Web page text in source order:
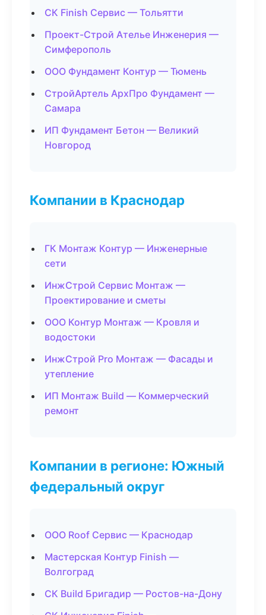
СК Finish Сервис — Тольятти
Проект-Строй Ателье Инженерия —
Симферополь
ООО Фундамент Контур — Тюмень
СтройАртель АрхПро Фундамент —
Самара
ИП Фундамент Бетон — Великий
Новгород
Компании в Краснодар
ГК Монтаж Контур — Инженерные
сети
ИнжСтрой Сервис Монтаж —
Проектирование и сметы
ООО Контур Монтаж — Кровля и
водостоки
ИнжСтрой Pro Монтаж — Фасады и
утепление
ИП Монтаж Build — Коммерческий
ремонт
Компании в регионе: Южный
федеральный округ
ООО Roof Сервис — Краснодар
Мастерская Контур Finish —
Волгоград
СК Build Бригадир — Ростов-на-Дону